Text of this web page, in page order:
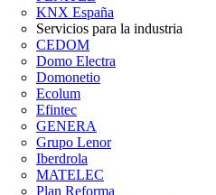
KNX España
Servicios para la industria
CEDOM
Domo Electra
Domonetio
Ecolum
Efintec
GENERA
Grupo Lenor
Iberdrola
MATELEC
Plan Reforma